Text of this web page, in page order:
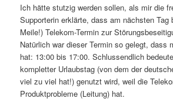
Ich hätte stutzig werden sollen, als mir die
Supporterin erklärte, dass am nächsten Tag
Meile!) Telekom-Termin zur
Natürlich war dieser Termin so gelegt, dass
hat: 13:00 bis 17:00. Schlussendlich
kompletter Urlaubstag (von dem der
viel zu viel hat!) genutzt wird, weil die
Produktprobleme (Leitung) hat.